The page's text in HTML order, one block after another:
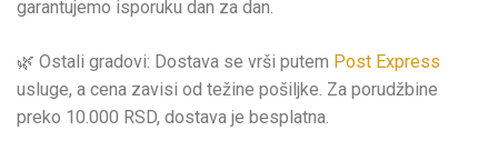
garantujemo isporuku dan za dan.
🌿 Ostali gradovi: Dostava se vrši putem Post Express
usluge, a cena zavisi od težine pošiljke. Za porudžbine
preko 10.000 RSD, dostava je besplatna.